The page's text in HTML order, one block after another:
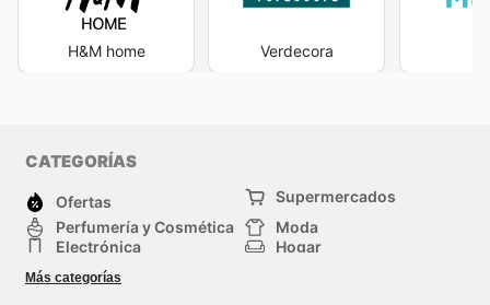
H&M home Verdecora
CATEGORÍAS
Ofertas
Supermercados
Perfumería y Cosmética
Moda
Electrónica
Hogar
Deporte
Juguetes y bebés
Más categorías